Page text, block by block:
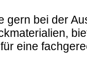
gern bei der
eine